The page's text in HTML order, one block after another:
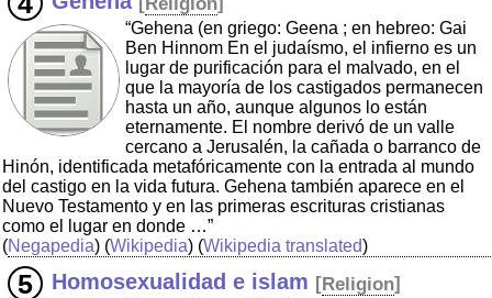
“Gehena (en griego: Geena ; en hebreo: Gai
Ben Hinnom En el judaísmo, el infierno es un
lugar de purificación para el malvado, en el
que la mayoría de los castigados permanecen
hasta un año, aunque algunos lo están
eternamente. El nombre derivó de un valle
cercano a Jerusalén, la cañada o barranco de
Hinón, identificada metafóricamente con la entrada al mundo
del castigo en la vida futura. Gehena también aparece en el
Nuevo Testamento y en las primeras escrituras cristianas
como el lugar en donde …”
(Negapedia) (Wikipedia) (Wikipedia translated)
Homosexualidad e islam [Religion]